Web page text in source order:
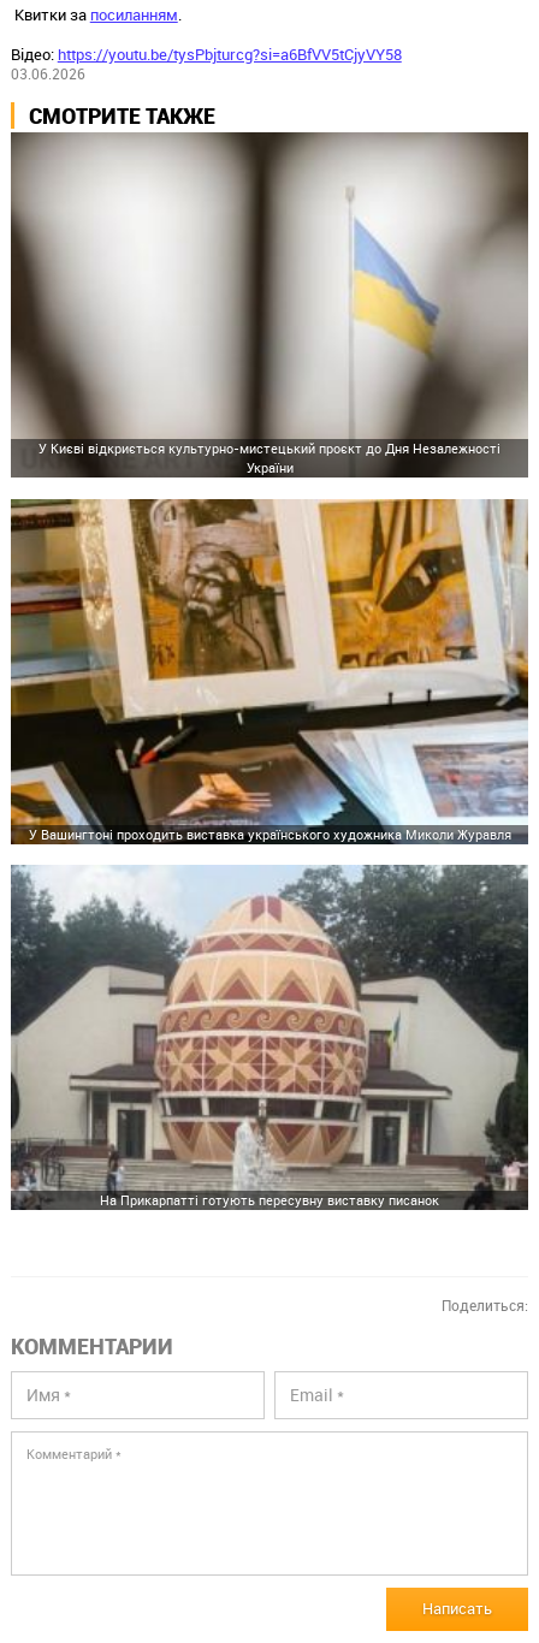
Квитки за посиланням.
Відео: https://youtu.be/tysPbjturcg?si=a6BfVV5tCjyVY58
03.06.2026
СМОТРИТЕ ТАКЖЕ
У Києві відкриється культурно-мистецький проєкт до Дня Незалежності
України
У Вашингтоні проходить виставка українського художника Миколи Журавля
На Прикарпатті готують пересувну виставку писанок
Поделиться:
КОММЕНТАРИИ
Написать